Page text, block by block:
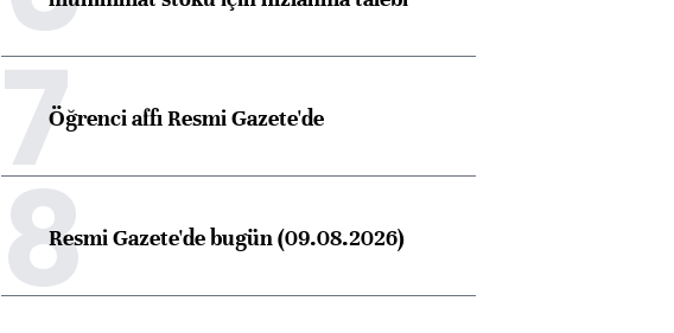
7Öğrenci affı Resmi Gazete'de
8Resmi Gazete'de bugün (09.08.2026)